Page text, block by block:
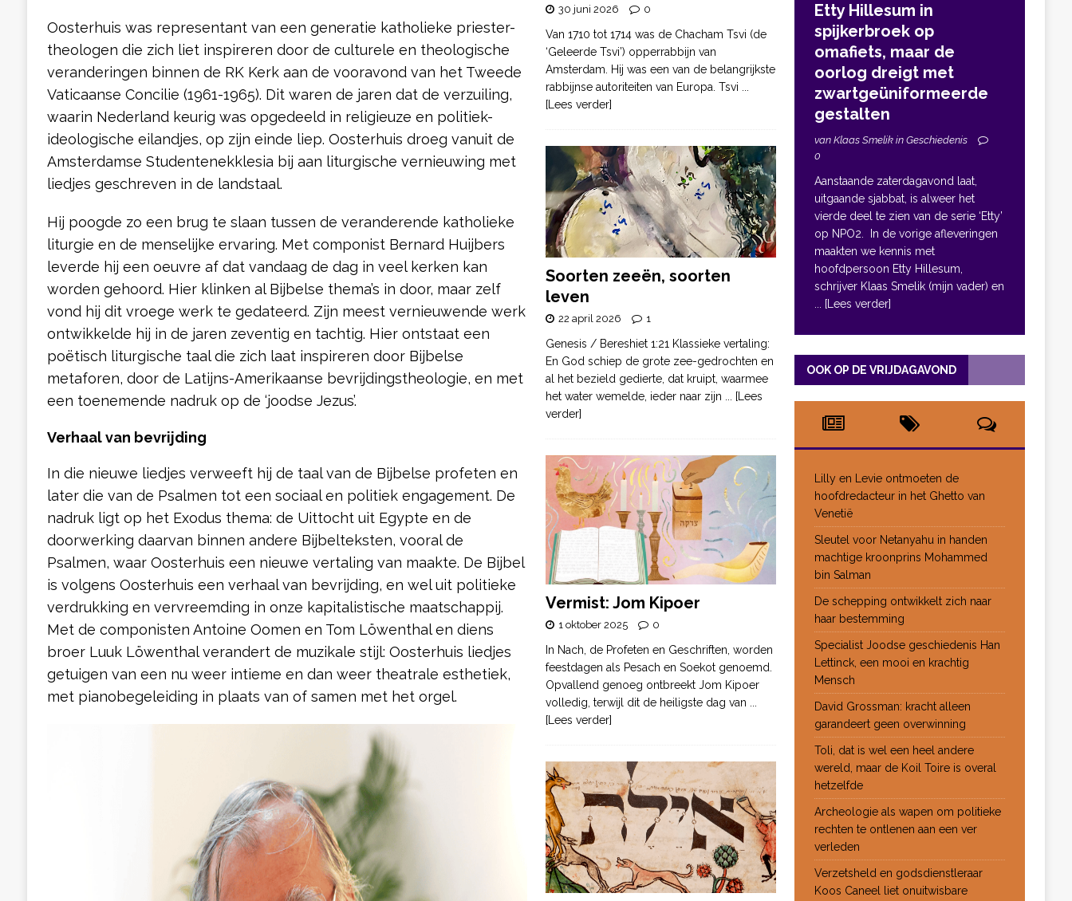
Oosterhuis was representant van een generatie katholieke priester-
theologen die zich liet inspireren door de culturele en theologische
veranderingen binnen de RK Kerk aan de vooravond van het Tweede
Vaticaanse Concilie (1961-1965). Dit waren de jaren dat de verzuiling,
waarin Nederland keurig was opgedeeld in religieuze en politiek-
ideologische eilandjes, op zijn einde liep. Oosterhuis droeg vanuit de
Amsterdamse Studentenekklesia bij aan liturgische vernieuwing met
liedjes geschreven in de landstaal.
Hij poogde zo een brug te slaan tussen de veranderende katholieke
liturgie en de menselijke ervaring. Met componist Bernard Huijbers
leverde hij een oeuvre af dat vandaag de dag in veel kerken kan
worden gehoord. Hier klinken al Bijbelse thema’s in door, maar zelf
vond hij dit vroege werk te gedateerd. Zijn meest vernieuwende werk
ontwikkelde hij in de jaren zeventig en tachtig. Hier ontstaat een
poëtisch liturgische taal die zich laat inspireren door Bijbelse
metaforen, door de Latijns-Amerikaanse bevrijdingstheologie, en met
een toenemende nadruk op de ‘joodse Jezus’.
Verhaal van bevrijding
In die nieuwe liedjes verweeft hij de taal van de Bijbelse profeten en
later die van de Psalmen tot een sociaal en politiek engagement. De
nadruk ligt op het Exodus thema: de Uittocht uit Egypte en de
doorwerking daarvan binnen andere Bijbelteksten, vooral de
Psalmen, waar Oosterhuis een nieuwe vertaling van maakte. De Bijbel
is volgens Oosterhuis een verhaal van bevrijding, en wel uit politieke
verdrukking en vervreemding in onze kapitalistische maatschappij.
Met de componisten Antoine Oomen en Tom Löwenthal en diens
broer Luuk Löwenthal verandert de muzikale stijl: Oosterhuis liedjes
getuigen van een nu weer intieme en dan weer theatrale esthetiek,
met pianobegeleiding in plaats van of samen met het orgel.
30 juni 2026 0
Van 1710 tot 1714 was de Chacham Tsvi (de
‘Geleerde Tsvi’) opperrabbijn van
Amsterdam. Hij was een van de belangrijkste
rabbijnse autoriteiten van Europa. Tsvi
[Lees verder]
Soorten zeeën, soorten
leven
22 april 2026 1
Genesis / Bereshiet 1:21 Klassieke vertaling:
En God schiep de grote zee-gedrochten en
al het bezield gedierte, dat kruipt, waarmee
het water wemelde, ieder naar zijn ... [Lees
verder]
Vermist: Jom Kipoer
1 oktober 2025 0
In Nach, de Profeten en Geschriften, worden
feestdagen als Pesach en Soekot genoemd.
Opvallend genoeg ontbreekt Jom Kipoer
volledig, terwijl dit de heiligste dag van
[Lees verder]
Etty Hillesum in
spijkerbroek op
omafiets, maar de
oorlog dreigt met
zwartgeüniformeerde
gestalten
van Klaas Smelik in Geschiedenis
0
Aanstaande zaterdagavond laat,
uitgaande sjabbat, is alweer het
vierde deel te zien van de serie ‘Etty’
op NPO2. In de vorige afleveringen
maakten we kennis met
hoofdpersoon Etty Hillesum,
schrijver Klaas Smelik (mijn vader) en
... [Lees verder]
OOK OP DE VRIJDAGAVOND
Lilly en Levie ontmoeten de
hoofdredacteur in het Ghetto van
Venetië
Sleutel voor Netanyahu in handen
machtige kroonprins Mohammed
bin Salman
De schepping ontwikkelt zich naar
haar bestemming
Specialist Joodse geschiedenis Han
Lettinck, een mooi en krachtig
Mensch
David Grossman: kracht alleen
garandeert geen overwinning
Toli, dat is wel een heel andere
wereld, maar de Koil Toire is overal
hetzelfde
Archeologie als wapen om politieke
rechten te ontlenen aan een ver
verleden
Verzetsheld en godsdienstleraar
Koos Caneel liet onuitwisbare